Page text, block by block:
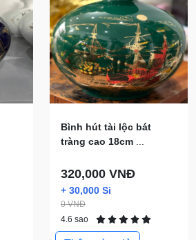
Bình hút tài lộc bát
tràng cao 18cm
320,000 VNĐ
+ 30,000 Si
0 VNĐ
4.6 sao